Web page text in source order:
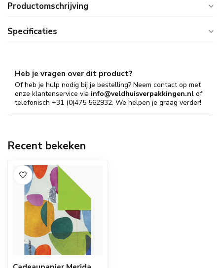
Productomschrijving
Specificaties
Heb je vragen over dit product?
Of heb je hulp nodig bij je bestelling? Neem contact op met
onze klantenservice via info@veldhuisverpakkingen.nl of
telefonisch +31 (0)475 562932. We helpen je graag verder!
Recent bekeken